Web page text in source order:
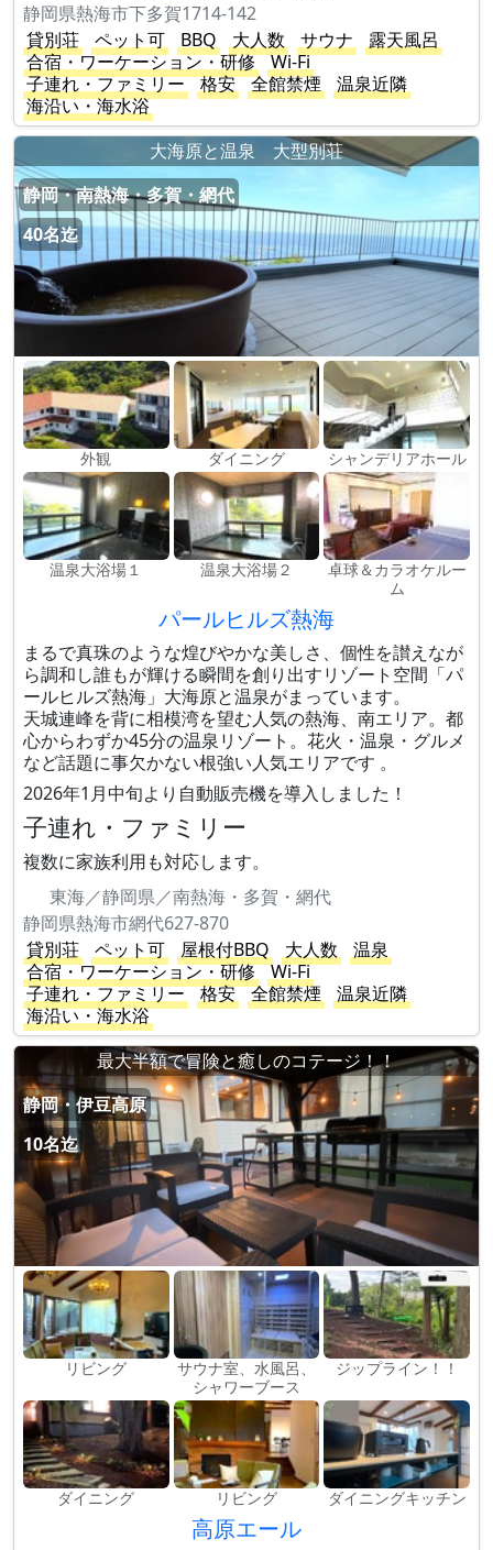
静岡県熱海市下多賀1714-142
貸別荘
ペット可 BBQ 大人数 サウナ
露天風呂
合宿・ワーケーション・研修
Wi-Fi
子連れ・ファミリー
格安 全館禁煙
温泉近隣
海沿い・海水浴
大海原と温泉 大型別荘
静岡・南熱海・多賀・網代
40名迄
外観 ダイニング シャンデリアホール
温泉大浴場１ 温泉大浴場２
卓球＆カラオケルー
ム
パールヒルズ熱海
まるで真珠のような煌びやかな美しさ、個性を讃えなが
ら調和し誰もが輝ける瞬間を創り出すリゾート空間「パ
ールヒルズ熱海」大海原と温泉がまっています。
天城連峰を背に相模湾を望む人気の熱海、南エリア。都
心からわずか45分の温泉リゾート。花火・温泉・グルメ
など話題に事欠かない根強い人気エリアです 。
2026年1月中旬より自動販売機を導入しました！
子連れ・ファミリー
複数に家族利用も対応します。
東海／静岡県／南熱海・多賀・網代
静岡県熱海市網代627-870
貸別荘
ペット可 屋根付BBQ 大人数
温泉
合宿・ワーケーション・研修
Wi-Fi
子連れ・ファミリー
格安 全館禁煙
温泉近隣
海沿い・海水浴
最大半額で冒険と癒しのコテージ！！
静岡・伊豆高原
10名迄
リビング
サウナ室、水風呂、
シャワーブース
ジップライン！！
ダイニング リビング ダイニングキッチン
高原エール